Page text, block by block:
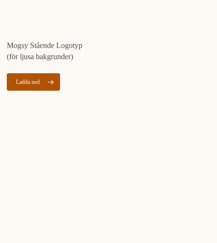
Mogsy Stående Logotyp
(för ljusa bakgrunder)
Ladda ned